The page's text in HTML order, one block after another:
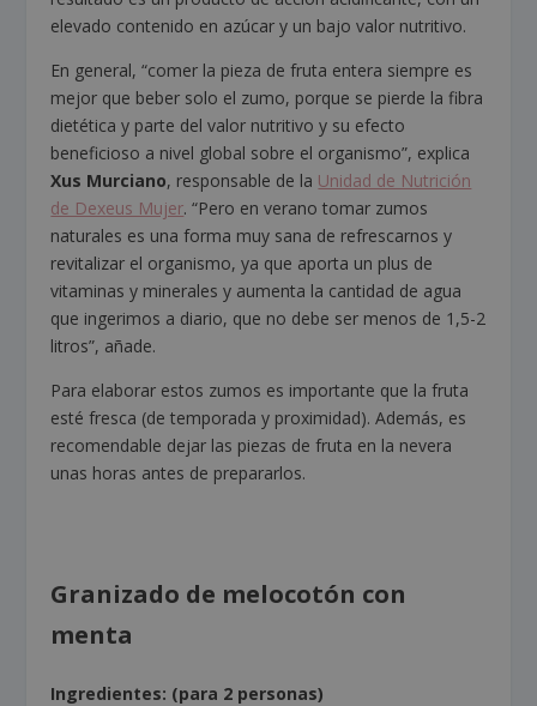
elevado contenido en azúcar y un bajo valor nutritivo.
En general, “comer la pieza de fruta entera siempre es
mejor que beber solo el zumo, porque se pierde la fibra
dietética y parte del valor nutritivo y su efecto
beneficioso a nivel global sobre el organismo”, explica
Xus Murciano, responsable de la Unidad de Nutrición
de Dexeus Mujer. “Pero en verano tomar zumos
naturales es una forma muy sana de refrescarnos y
revitalizar el organismo, ya que aporta un plus de
vitaminas y minerales y aumenta la cantidad de agua
que ingerimos a diario, que no debe ser menos de 1,5-2
litros”, añade.
Para elaborar estos zumos es importante que la fruta
esté fresca (de temporada y proximidad). Además, es
recomendable dejar las piezas de fruta en la nevera
unas horas antes de prepararlos.
Granizado de melocotón con
menta
Ingredientes: (para 2 personas)